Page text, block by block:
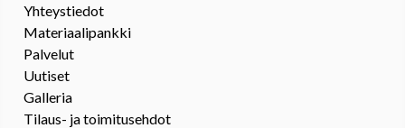
Yhteystiedot
Materiaalipankki
Palvelut
Uutiset
Galleria
Tilaus- ja toimitusehdot